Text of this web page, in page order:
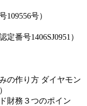
109556号）
定番号1406SJ0951）
の作り方 ダイヤモン
財務３つのポイン